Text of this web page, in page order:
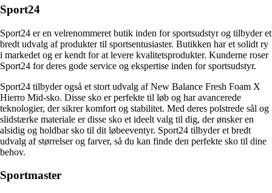
Sport24
Sport24 er en velrenommeret butik inden for sportsudstyr og tilbyder et
bredt udvalg af produkter til sportsentusiaster. Butikken har et solidt ry
i markedet og er kendt for at levere kvalitetsprodukter. Kunderne roser
Sport24 for deres gode service og ekspertise inden for sportsudstyr.
Sport24 tilbyder også et stort udvalg af New Balance Fresh Foam X
Hierro Mid-sko. Disse sko er perfekte til løb og har avancerede
teknologier, der sikrer komfort og stabilitet. Med deres polstrede sål og
slidstærke materiale er disse sko et ideelt valg til dig, der ønsker en
alsidig og holdbar sko til dit løbeeventyr. Sport24 tilbyder et bredt
udvalg af størrelser og farver, så du kan finde den perfekte sko til dine
behov.
Sportmaster